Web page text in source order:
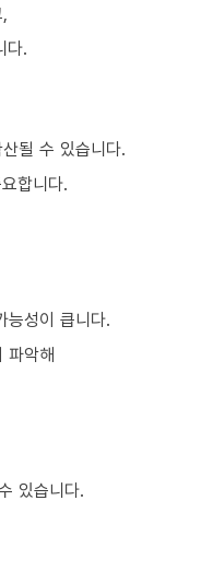
다.
될 수 있습니다.
합니다.
능성이 큽니다.
파악해
있습니다.